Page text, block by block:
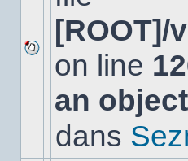
Aucun
nouveau
message
non-
dans
[ROOT]/
on line
an
dans